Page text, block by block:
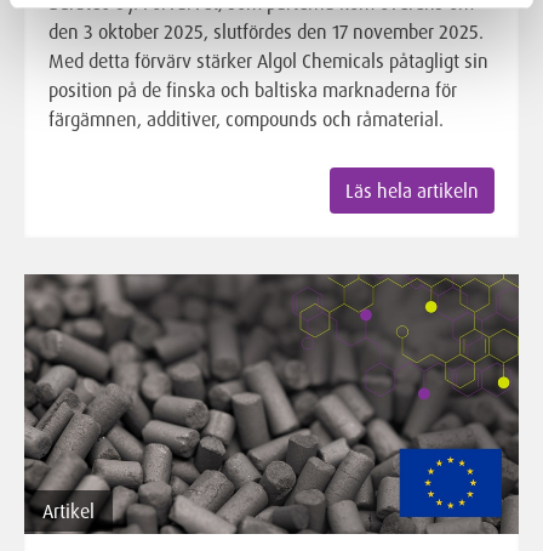
den 3 oktober 2025, slutfördes den 17 november 2025.
Med detta förvärv stärker Algol Chemicals påtagligt sin
position på de finska och baltiska marknaderna för
färgämnen, additiver, compounds och råmaterial.
Läs hela artikeln
Artikel